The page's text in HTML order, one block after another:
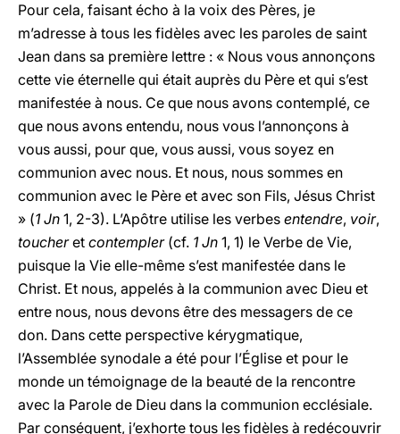
Pour cela, faisant écho à la voix des Pères, je
m’adresse à tous les fidèles avec les paroles de saint
Jean dans sa première lettre : « Nous vous annonçons
cette vie éternelle qui était auprès du Père et qui s’est
manifestée à nous. Ce que nous avons contemplé, ce
que nous avons entendu, nous vous l’annonçons à
vous aussi, pour que, vous aussi, vous soyez en
communion avec nous. Et nous, nous sommes en
communion avec le Père et avec son Fils, Jésus Christ
» (1 Jn 1, 2-3). L’Apôtre utilise les verbes entendre, voir,
toucheret contempler(cf. 1 Jn 1, 1) le Verbe de Vie,
puisque la Vie elle-même s’est manifestée dans le
Christ. Et nous, appelés à la communion avec Dieu et
entre nous, nous devons être des messagers de ce
don. Dans cette perspective kérygmatique,
l’Assemblée synodale a été pour l’Église et pour le
monde un témoignage de la beauté de la rencontre
avec la Parole de Dieu dans la communion ecclésiale.
Par conséquent, j’exhorte tous les fidèles à redécouvrir